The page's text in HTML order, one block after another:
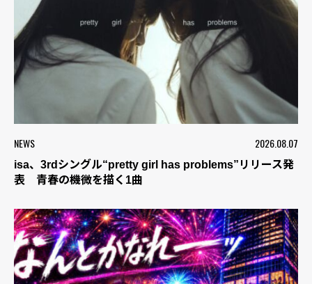
NEWS 2026.08.07
isa、3rdシングル“pretty girl has problems”リリース発
表 青春の機微を描く1曲